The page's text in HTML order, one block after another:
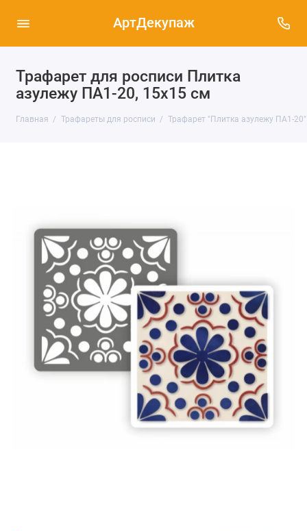
АртДекупаж
Трафарет для росписи Плитка
азулежу ПА1-20, 15х15 см
Главная Трафареты для росписи Трафарет "Плитка азулежу ПА1-